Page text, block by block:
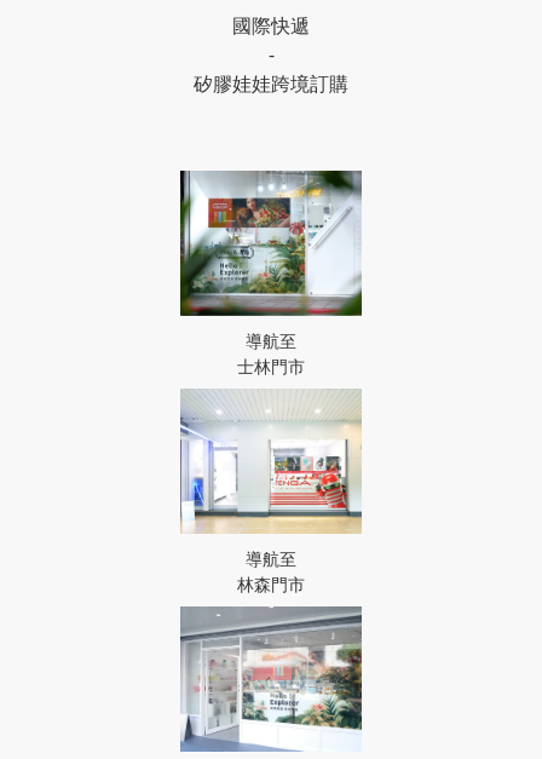
國際快遞
-
矽膠娃娃跨境訂購
導航至
士林門市
導航至
林森門市